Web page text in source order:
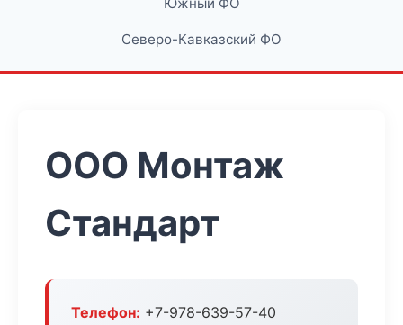
Северо-Кавказский ФО
ООО Монтаж
Стандарт
Телефон: +7-978-639-57-40